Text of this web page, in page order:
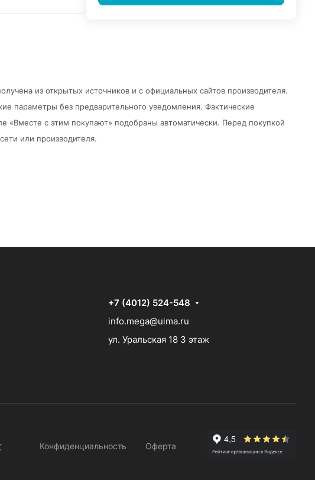
из открытых источников и с официальных сайтов производителя.
параметры без предварительного уведомления. Фактические
«Вместе с этим покупают» подобраны автоматически. Перед покупкой
или производителя.
+7 (4012) 524-548
info.mega@uima.ru
ул. Уральская 18 3 этаж
Конфиденциальность Оферта